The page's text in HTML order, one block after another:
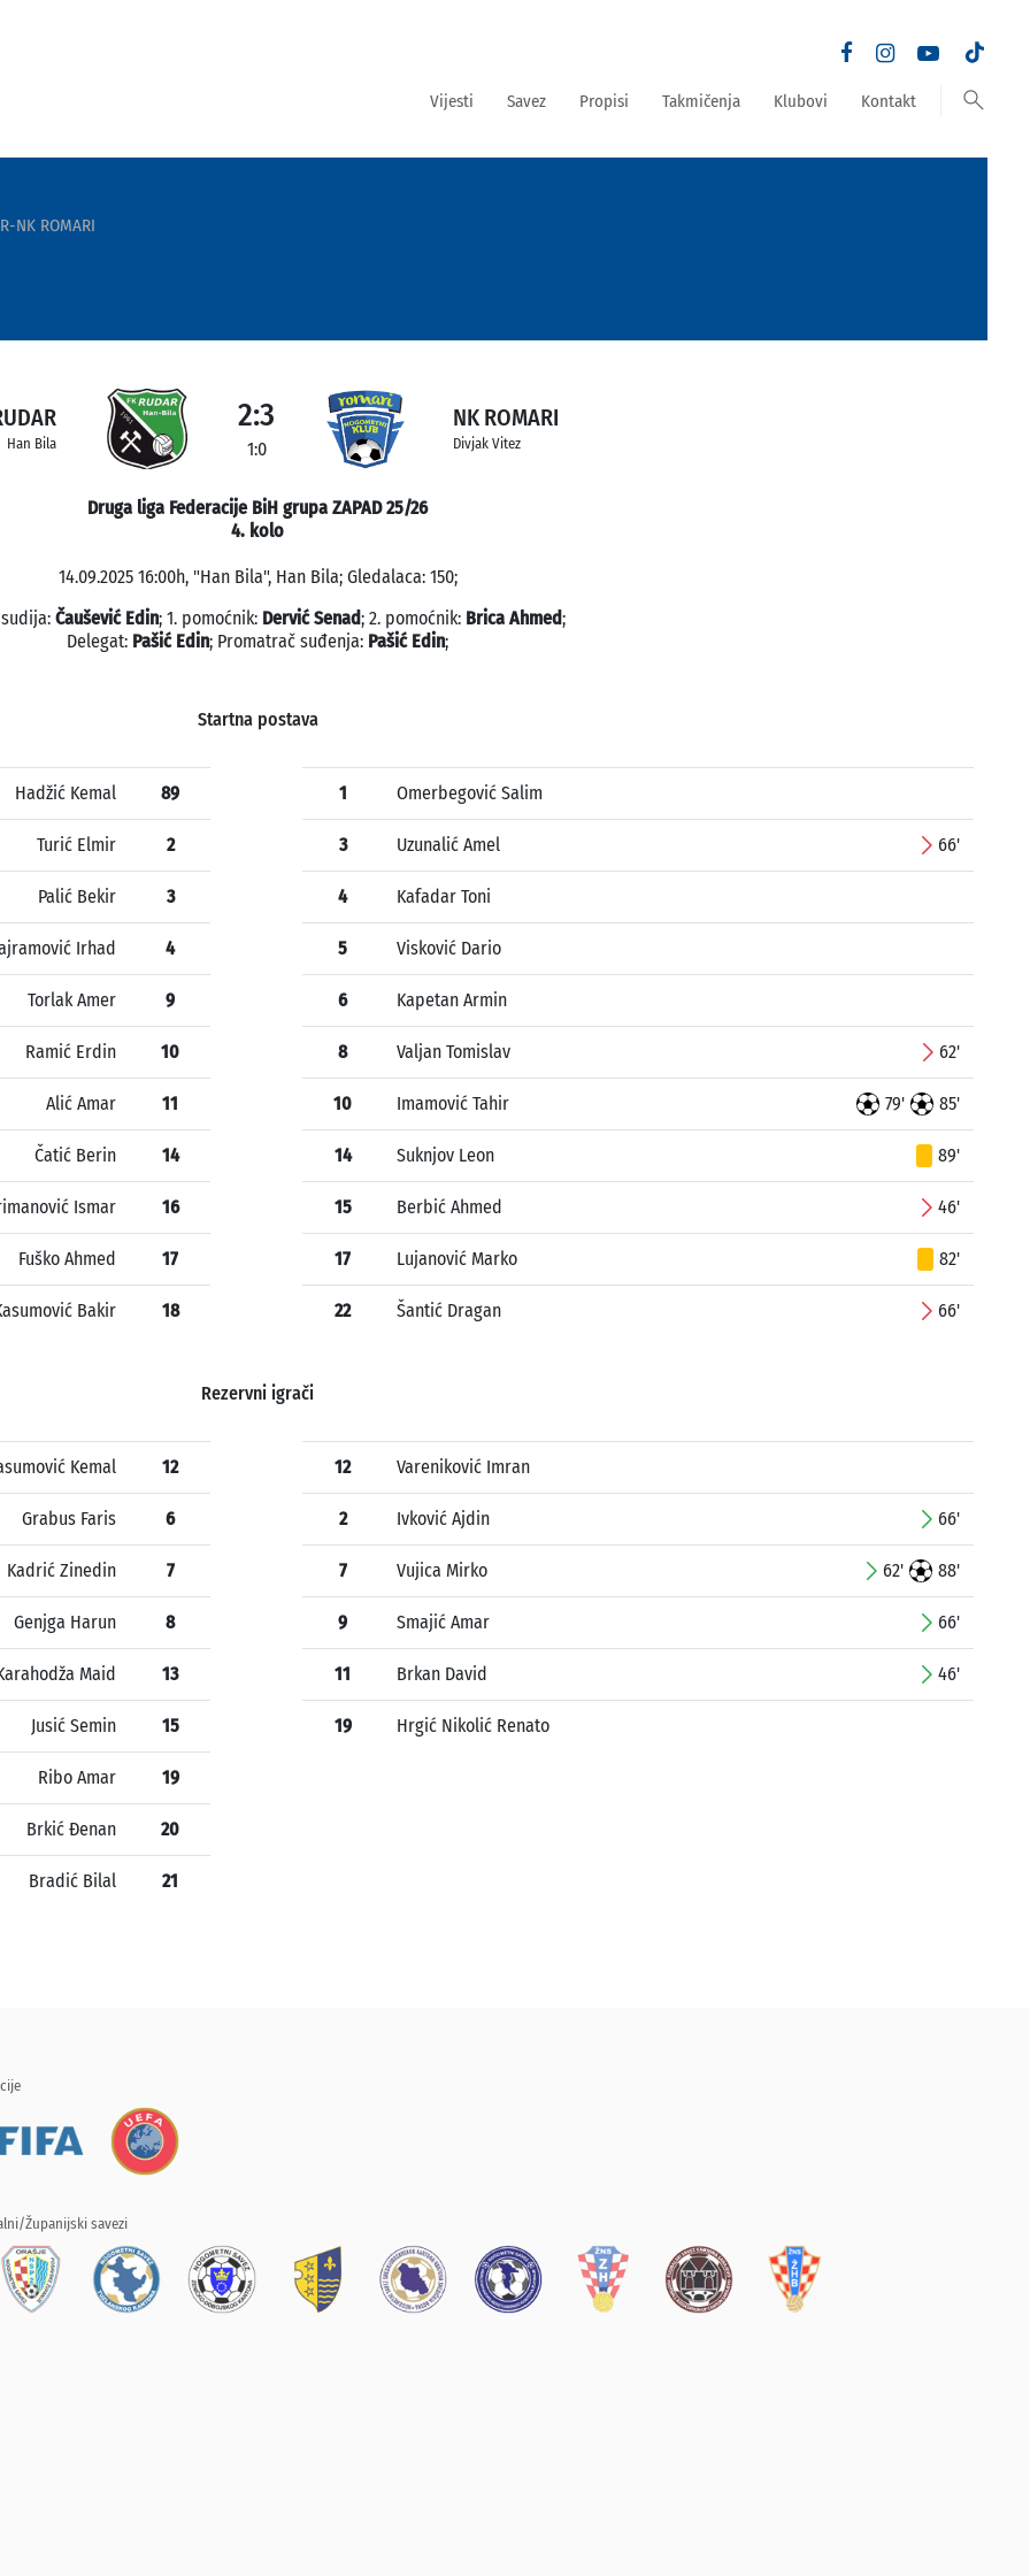
Vijesti Savez Propisi Takmičenja Klubovi Kontakt search
NK ROMARI
Han Bila
2:3
1:0
NK ROMARI
Divjak Vitez
Druga liga Federacije BiH grupa ZAPAD 25/26
4. kolo
14.09.2025 16:00h, "Han Bila", Han Bila; Gledalaca: 150;
Čaušević Edin; 1. pomoćnik: Dervić Senad; 2. pomoćnik: Brica Ahmed;
Delegat: Pašić Edin; Promatrač suđenja: Pašić Edin;
Startna postava
Hadžić Kemal 89
Turić Elmir 2
Palić Bekir 3
Irhad 4
Torlak Amer 9
Ramić Erdin 10
Alić Amar 11
Čatić Berin 14
Ismar 16
Fuško Ahmed 17
Bakir 18
1 Omerbegović Salim
3 Uzunalić Amel 66'
4 Kafadar Toni
5 Visković Dario
6 Kapetan Armin
8 Valjan Tomislav 62'
10 Imamović Tahir 79' 85'
14 Suknjov Leon 89'
15 Berbić Ahmed 46'
17 Lujanović Marko 82'
22 Šantić Dragan 66'
Rezervni igrači
Kemal 12
Grabus Faris 6
Kadrić Zinedin 7
Genjga Harun 8
Maid 13
Jusić Semin 15
Ribo Amar 19
Brkić Đenan 20
Bradić Bilal 21
12 Vareniković Imran
2 Ivković Ajdin 66'
7 Vujica Mirko 62' 88'
9 Smajić Amar 66'
11 Brkan David 46'
19 Hrgić Nikolić Renato
Županijski savezi